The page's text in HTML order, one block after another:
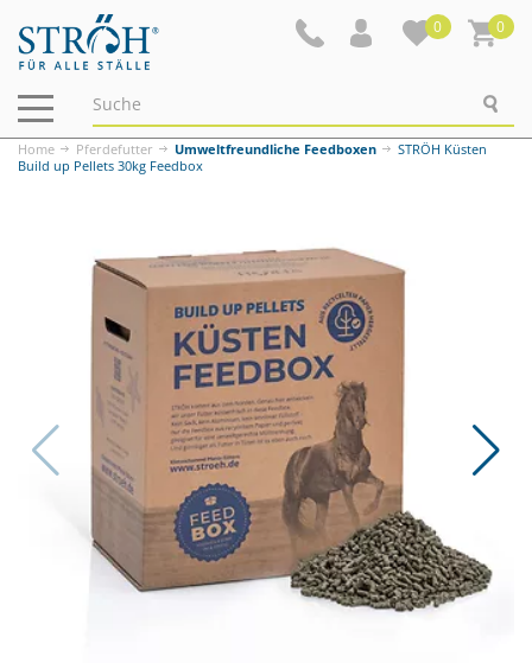
0 0
Navigation
ein-/ausblenden
Home Pferdefutter Umweltfreundliche Feedboxen
STRÖH Küsten
Build up Pellets 30kg Feedbox